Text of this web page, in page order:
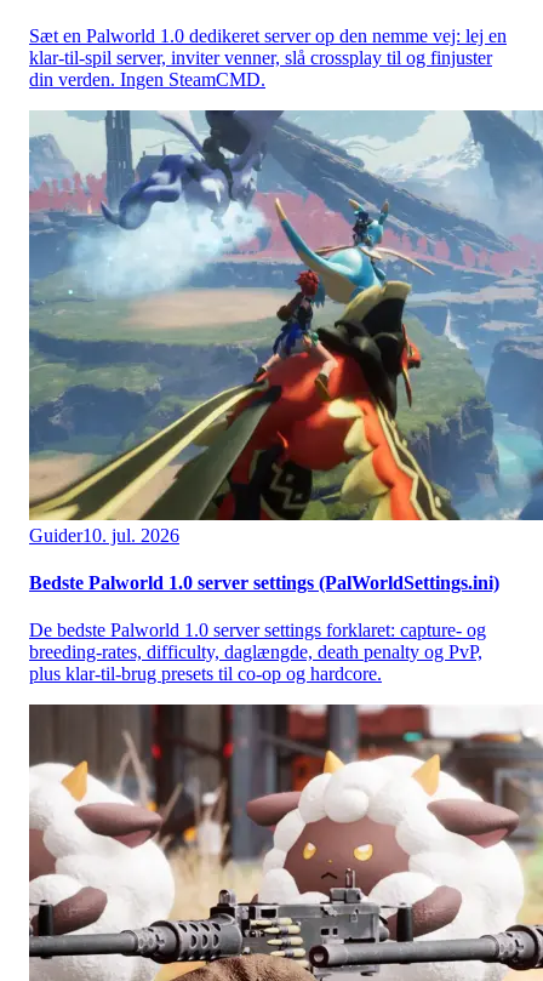
Sæt en Palworld 1.0 dedikeret server op den nemme vej: lej en
klar-til-spil server, inviter venner, slå crossplay til og finjuster
din verden. Ingen SteamCMD.
Guider10. jul. 2026
Bedste Palworld 1.0 server settings (PalWorldSettings.ini)
De bedste Palworld 1.0 server settings forklaret: capture- og
breeding-rates, difficulty, daglængde, death penalty og PvP,
plus klar-til-brug presets til co-op og hardcore.